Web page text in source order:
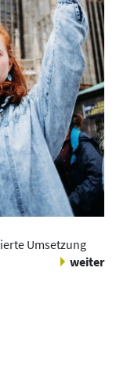
Umsetzung
weiter